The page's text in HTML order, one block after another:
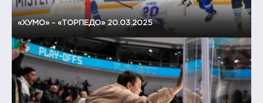
«ХУМО» - «ТОРПЕДО» 20.03.2025